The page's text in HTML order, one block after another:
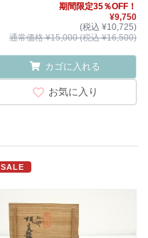
期間限定35％OFF！
¥9,750
(税込 ¥10,725)
通常価格 ¥15,000 (税込 ¥16,500)
カゴに入れる
お気に入り
SALE